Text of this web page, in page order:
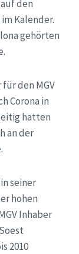
den
Kalender.
gehörten
den MGV
Corona in
hatten
an der
seiner
hohen
Inhaber
2010